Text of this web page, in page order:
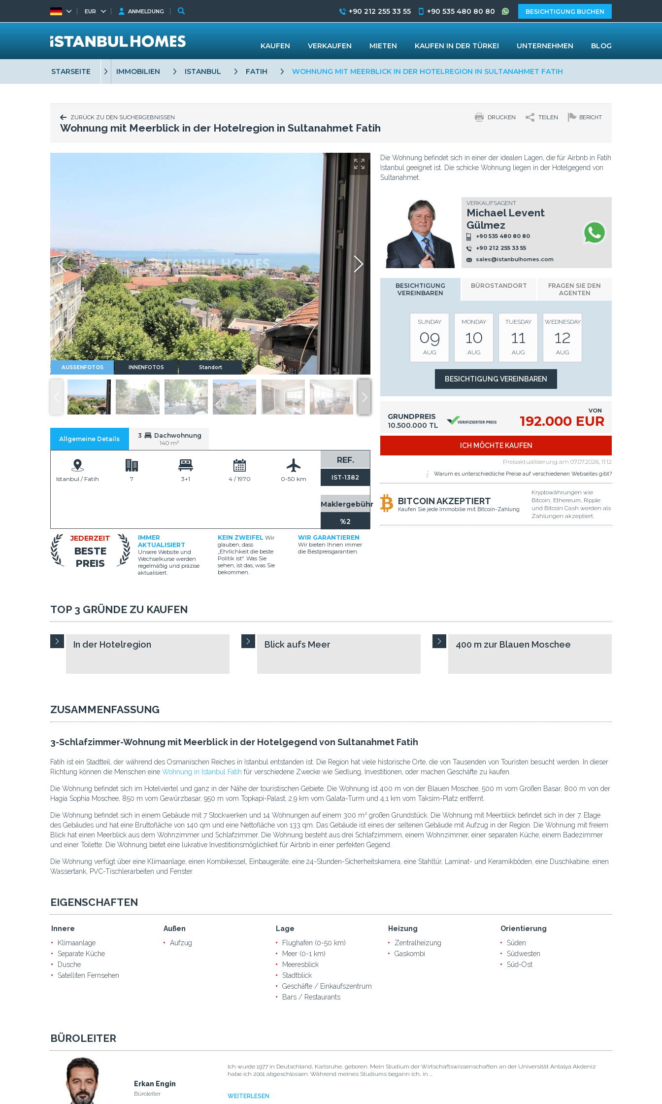
STARSEITE IMMOBILIEN ISTANBUL FATIH WOHNUNG MIT MEERBLICK IN DER HOTELREGION IN SULTANAHMET FATIH
ZURÜCK ZU DEN SUCHERGEBNISSEN BERICHT
TEILEN
DRUCKEN
Wohnung mit Meerblick in der Hotelregion in Sultanahmet Fatih
AUSSENFOTOS INNENFOTOS Standort
Allgemeine Details 3
Dachwohnung
140 m²
REF.
IST-1382
Maklergebühr
%2
Istanbul / Fatih 7 3+1 4 / 1970 0-50 km
JEDERZEIT
BESTE
PREIS
IMMER
AKTUALISIERT
Unsere Website und
Wechselkurse werden
regelmäßig und präzise
aktualisiert.
KEIN ZWEIFEL Wir
glauben, dass
„Ehrlichkeit die beste
Politik ist“. Was Sie
sehen, ist das, was Sie
bekommen.
WIR GARANTIEREN
Wir bieten Ihnen immer
die Bestpreisgarantien.
Die Wohnung befindet sich in einer der idealen Lagen, die für Airbnb in Fatih
Istanbul geeignet ist. Die schicke Wohnung liegen in der Hotelgegend von
Sultanahmet.
VERKAUFSAGENT
Michael Levent
Gülmez
+90 535 480 80 80
+90 212 255 33 55
sales@istanbulhomes.com
Whatsapp
BESICHTIGUNG
VEREINBAREN
BÜROSTANDORT
FRAGEN SIE DEN
AGENTEN
SUNDAY
09
AUG
MONDAY
10
AUG
TUESDAY
11
AUG
WEDNESDAY
12
AUG
GRUNDPREIS
10.500.000 TL
VON
192.000 EUR
ICH MÖCHTE KAUFEN
Preisaktualisierung am 07.07.2026, 11.12
Warum es unterschiedliche Preise auf verschiedenen Webseites gibt?
BITCOIN AKZEPTIERT
Kaufen Sie jede Immobilie mit Bitcoin-Zahlung
Kryptowährungen wie
Bitcoin, Ethereum, Ripple
und Bitcoin Cash werden als
Zahlungen akzeptiert.
TOP 3 GRÜNDE ZU KAUFEN
In der Hotelregion Blick aufs Meer 400 m zur Blauen Moschee
ZUSAMMENFASSUNG
3-Schlafzimmer-Wohnung mit Meerblick in der Hotelgegend von Sultanahmet Fatih
Fatih ist ein Stadtteil, der während des Osmanischen Reiches in Istanbul entstanden ist. Die Region hat viele historische Orte, die von Tausenden von Touristen besucht werden. In dieser
Richtung können die Menschen eine Wohnung in Istanbul Fatih für verschiedene Zwecke wie Siedlung, Investitionen, oder machen Geschäfte zu kaufen.
Die Wohnung befindet sich im Hotelviertel und ganz in der Nähe der touristischen Gebiete. Die Wohnung ist 400 m von der Blauen Moschee, 500 m vom Großen Basar, 800 m von der
Hagia Sophia Moschee, 850 m vom Gewürzbasar, 950 m vom Topkapi-Palast, 2,9 km vom Galata-Turm und 4,1 km vom Taksim-Platz entfernt.
Die Wohnung befindet sich in einem Gebäude mit 7 Stockwerken und 14 Wohnungen auf einem 300 m² großen Grundstück. Die Wohnung mit Meerblick befindet sich in der 7. Etage
des Gebäudes und hat eine Bruttofläche von 140 qm und eine Nettofläche von 133 qm. Das Gebäude ist eines der seltenen Gebäude mit Aufzug in der Region. Die Wohnung mit freiem
Blick hat einen Meerblick aus dem Wohnzimmer und Schlafzimmer. Die Wohnung besteht aus drei Schlafzimmern, einem Wohnzimmer, einer separaten Küche, einem Badezimmer
und einer Toilette. Die Wohnung bietet eine lukrative Investitionsmöglichkeit für Airbnb in einer perfekten Gegend.
Die Wohnung verfügt über eine Klimaanlage, einen Kombikessel, Einbaugeräte, eine 24-Stunden-Sicherheitskamera, eine Stahltür, Laminat- und Keramikböden, eine Duschkabine, einen
Wassertank, PVC-Tischlerarbeiten und Fenster.
EIGENSCHAFTEN
Innere
Klimaanlage
Separate Küche
Dusche
Satelliten Fernsehen
Außen
Aufzug
Lage
Flughafen (0-50 km)
Meer (0-1 km)
Meeresblick
Stadtblick
Geschäfte / Einkaufszentrum
Bars / Restaurants
Heizung
Zentralheizung
Gaskombi
Orientierung
Süden
Südwesten
Süd-Ost
BÜROLEITER
Erkan Engin
Büroleiter
Ich wurde 1977 in Deutschland, Karlsruhe, geboren. Mein Studium der Wirtschaftswissenschaften an der Universität Antalya Akdeniz
habe ich 2001 abgeschlossen. Während meines Studiums begann ich, in ...
WEITERLESEN
EUR ANMELDUNG +90 212 255 33 55 +90 535 480 80 80 BESICHTIGUNG BUCHEN
KAUFEN VERKAUFEN MIETEN KAUFEN IN DER TÜRKEI UNTERNEHMEN BLOG